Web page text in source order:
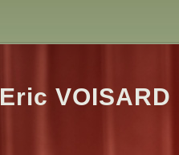
Eric VOISARD